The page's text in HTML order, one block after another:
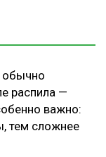
обычно
распила —
важно:
тем сложнее